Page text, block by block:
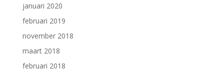
januari 2020
februari 2019
november 2018
maart 2018
februari 2018